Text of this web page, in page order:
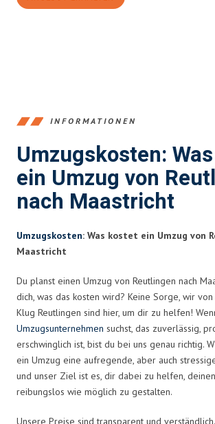
INFORMATIONEN
Umzugskosten:
ein Umzug von
nach Maastricht
Umzugskosten: Was kostet ein Umzug von
Maastricht
Du planst einen Umzug von Reutlingen nach
dich, was das kosten wird? Keine Sorge, wir
Klug Reutlingen sind hier, um dir zu helfen!
Umzugsunternehmen suchst, das zuverlässig,
erschwinglich ist, bist du bei uns genau richtig.
ein Umzug eine aufregende, aber auch
und unser Ziel ist es, dir dabei zu helfen,
reibungslos wie möglich zu gestalten.
Unsere Preise sind transparent und